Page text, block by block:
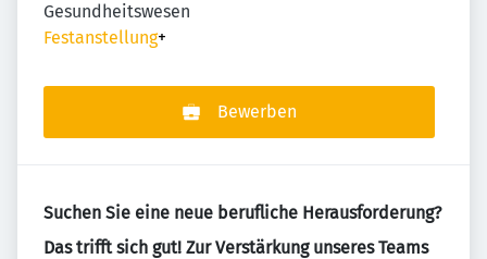
Gesundheitswesen
Festanstellung+
Bewerben
Suchen Sie eine neue berufliche Herausforderung?
Das trifft sich gut! Zur Verstärkung unseres Teams